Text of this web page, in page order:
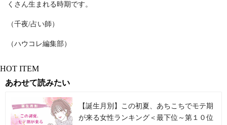
くさん生まれる時期です。
（千夜/占い師）
（ハウコレ編集部）
HOT ITEM
あわせて読みたい
【誕生月別】この初夏、あちこちでモテ期
が来る女性ランキング＜最下位～第１０位